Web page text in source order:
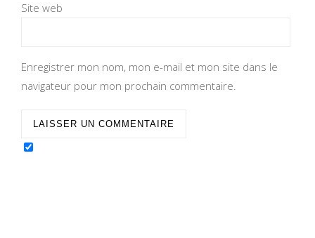
Site web
Enregistrer mon nom, mon e-mail et mon site dans le
navigateur pour mon prochain commentaire.